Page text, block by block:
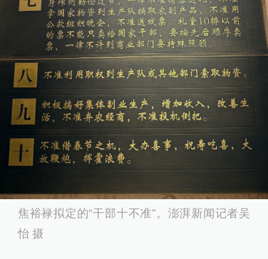
焦裕禄拟定的“干部十不准”。澎湃新闻记者吴
怡 摄